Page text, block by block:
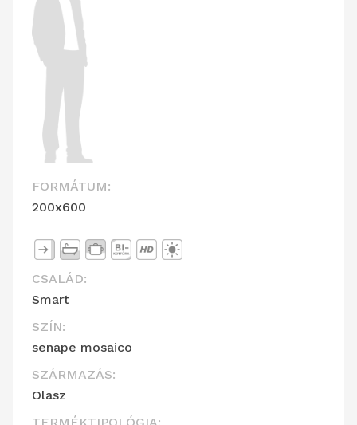
FORMÁTUM:
200x600
CSALÁD:
Smart
SZÍN:
senape mosaico
SZÁRMAZÁS:
Olasz